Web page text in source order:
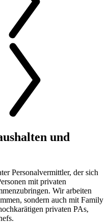
und
Personalvermittler, der sich
mit privaten
Wir arbeiten
sondern auch mit Family
privaten PAs,